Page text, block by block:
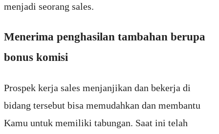
menjadi seorang sales.
Menerima penghasilan tambahan berupa
bonus komisi
Prospek kerja sales menjanjikan dan bekerja di
bidang tersebut bisa memudahkan dan membantu
Kamu untuk memiliki tabungan. Saat ini telah